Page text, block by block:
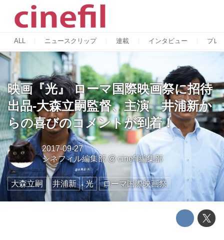
ALL ニュースクリップ 連載 インタビュー プレ
映画『光』 ローマ国際映画祭に招待
出品-大森立嗣監督、主演 井浦新か
らの喜びのコメントが到着！
2017-09-27
シネフィル編集部@cinefil編集部
大森立嗣 井浦新 光 ローマ国際映画祭